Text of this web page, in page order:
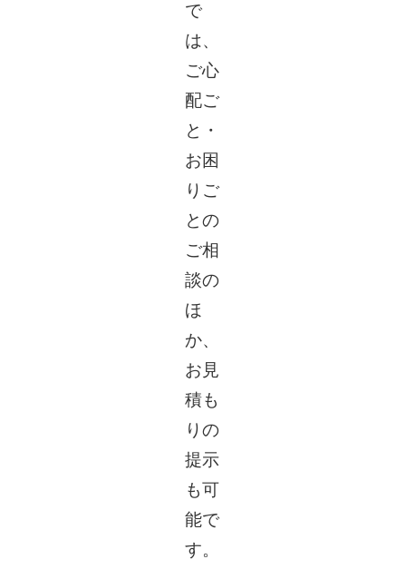
で
は、
ご心
配ご
と・
お困
りご
との
ご相
談の
ほ
か、
お見
積も
りの
提示
も可
能で
す。